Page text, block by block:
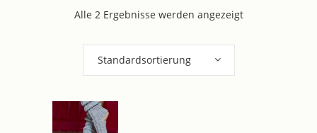
Alle 2 Ergebnisse werden angezeigt
Standardsortierung